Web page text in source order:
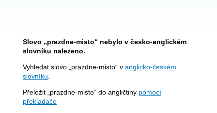
Slovo „prazdne-misto“ nebylo v česko-anglickém
slovníku nalezeno.
Vyhledat slovo „prazdne-misto“ v anglicko-českém
slovníku
Přeložit „prazdne-misto“ do angličtiny pomocí
překladače